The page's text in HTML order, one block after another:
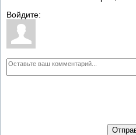
Войдите: